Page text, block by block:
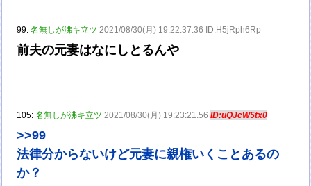
99:名無しが沸キ立ツ 2021/08/30(月) 19:22:37.36 ID:H5jRph6Rp
前夫の元妻はなにしとるんや
105:名無しが沸キ立ツ 2021/08/30(月) 19:23:21.56ID:uQJcW5tx0
>>99
法律分からないけど元妻に親権いくことあるの
か？